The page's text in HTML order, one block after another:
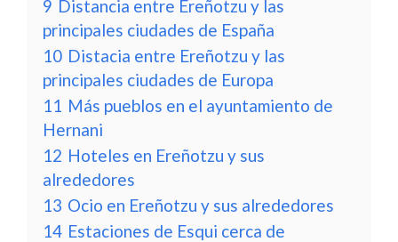
9 Distancia entre Ereñotzu y las
principales ciudades de España
10 Distacia entre Ereñotzu y las
principales ciudades de Europa
11 Más pueblos en el ayuntamiento de
Hernani
12 Hoteles en Ereñotzu y sus
alrededores
13 Ocio en Ereñotzu y sus alrededores
14 Estaciones de Esqui cerca de